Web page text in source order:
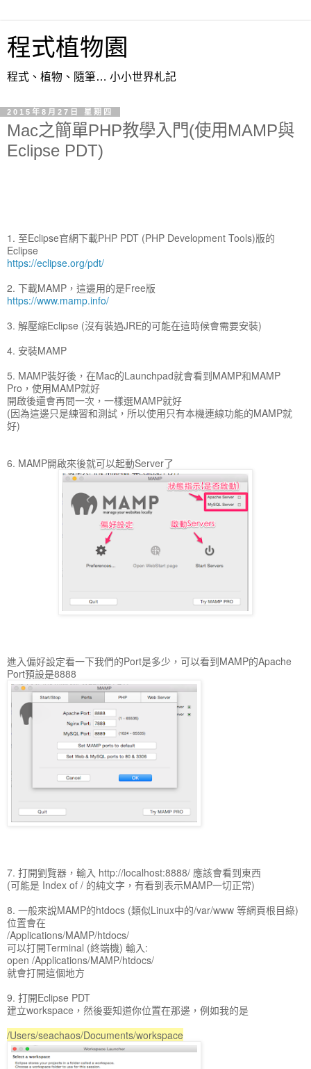
程式植物園
程式、植物、隨筆… 小小世界札記
2015年8月27日 星期四
Mac之簡單PHP教學入門(使用MAMP與
Eclipse PDT)
1. 至Eclipse官網下載PHP PDT (PHP Development Tools)版的
Eclipse
https://eclipse.org/pdt/
2. 下載MAMP，這邊用的是Free版
https://www.mamp.info/
3. 解壓縮Eclipse (沒有裝過JRE的可能在這時候會需要安裝)
4. 安裝MAMP
5. MAMP裝好後，在Mac的Launchpad就會看到MAMP和MAMP
Pro，使用MAMP就好
開啟後還會再問一次，一樣選MAMP就好
(因為這邊只是練習和測試，所以使用只有本機連線功能的MAMP就
好)
6. MAMP開啟來後就可以起動Server了
進入偏好設定看一下我們的Port是多少，可以看到MAMP的Apache
Port預設是8888
7. 打開劉覽器，輸入 http://localhost:8888/ 應該會看到東西
(可能是 Index of / 的純文字，有看到表示MAMP一切正常)
8. 一般來說MAMP的htdocs (類似Linux中的/var/www 等網頁根目綠)
位置會在
/Applications/MAMP/htdocs/
可以打開Terminal (終端機) 輸入:
open /Applications/MAMP/htdocs/
就會打開這個地方
9. 打開Eclipse PDT
建立workspace，然後要知道你位置在那邊，例如我的是
/Users/seachaos/Documents/workspace